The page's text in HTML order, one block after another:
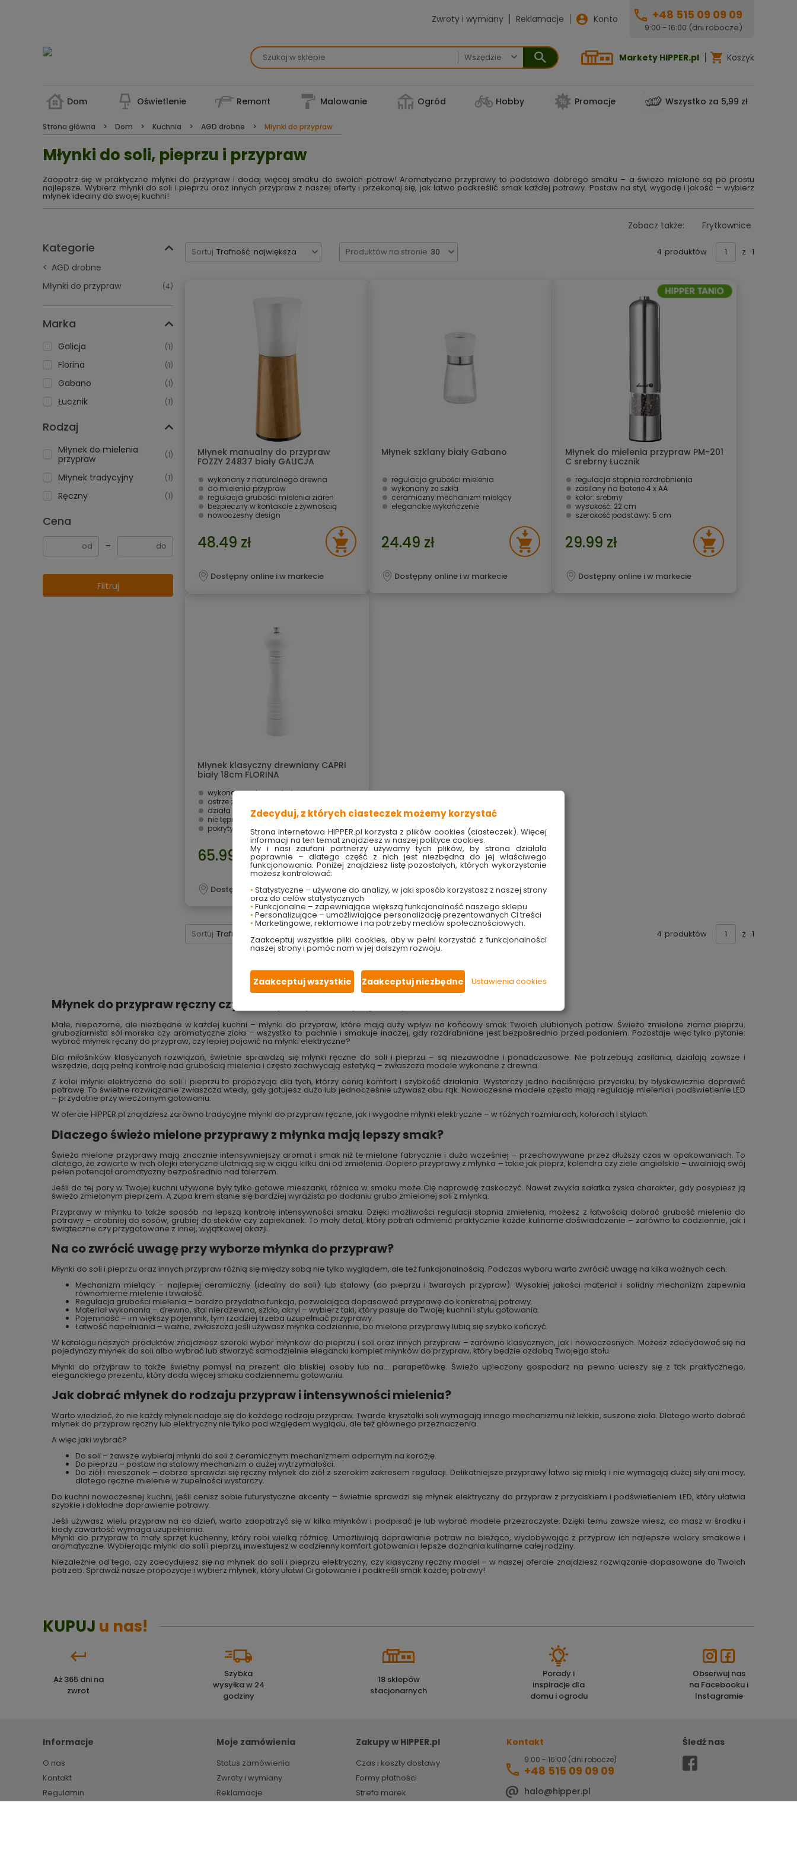
Zwroty i wymiany Reklamacje Konto +48 515 09 09 09
9:00 - 16:00 (dni robocze)
 Markety HIPPER.pl Koszyk
Dom Oświetlenie Remont Malowanie Ogród Hobby Promocje Wszystko za 5,99 zł
Strona główna Dom Kuchnia AGD drobne Młynki do przypraw
Młynki do soli, pieprzu i przypraw
Zaopatrz się w praktyczne młynki do przypraw i dodaj więcej smaku do swoich potraw! Aromatyczne przyprawy to podstawa dobrego smaku – a świeżo mielone są po prostu
najlepsze. Wybierz młynki do soli i pieprzu oraz innych przypraw z naszej oferty i przekonaj się, jak łatwo podkreślić smak każdej potrawy. Postaw na styl, wygodę i jakość – wybierz
młynek idealny do swojej kuchni!
Zobacz także: Frytkownice
Kategorie
AGD drobne
Młynki do przypraw
(4)
Marka
Galicja (1)
Florina (1)
Gabano (1)
Łucznik (1)
Rodzaj
Młynek do mielenia
przypraw
(1)
Młynek tradycyjny (1)
Ręczny (1)
Cena
−
Filtruj
Sortuj Trafność: największa Produktów na stronie 30 4 produktów z 1
Młynek manualny do przypraw
FOZZY 24837 biały GALICJA
wykonany z naturalnego drewna
do mielenia przypraw
regulacja grubości mielenia ziaren
bezpieczny w kontakcie z żywnością
nowoczesny design
48.49 zł
Dostępny online i w markecie
Młynek szklany biały Gabano
regulacja grubości mielenia
wykonany ze szkła
ceramiczny mechanizm mielący
eleganckie wykończenie
24.49 zł
Dostępny online i w markecie
Młynek do mielenia przypraw PM-201
C srebrny Łucznik
regulacja stopnia rozdrobnienia
zasilany na baterie 4 x AA
kolor: srebrny
wysokość: 22 cm
szerokość podstawy: 5 cm
29.99 zł
Dostępny online i w markecie
Młynek klasyczny drewniany CAPRI
biały 18cm FLORINA
wykonany z drewna bukowego
ostrze ze stali nierdzewnej
działa bakteriobójczo
nie tępi się
pokryty wastwą lakieru puliuretanowego
65.99 zł
Dostępny online i w markecie
Sortuj Trafność: największa 4 produktów z 1
Młynek do przypraw ręczny czy elektryczny – co lepiej się sprawdza?
Małe, niepozorne, ale niezbędne w każdej kuchni – młynki do przypraw, które mają duży wpływ na końcowy smak Twoich ulubionych potraw. Świeżo zmielone ziarna pieprzu,
gruboziarnista sól morska czy aromatyczne zioła – wszystko to pachnie i smakuje inaczej, gdy rozdrabniane jest bezpośrednio przed podaniem. Pozostaje więc tylko pytanie:
wybrać młynek ręczny do przypraw, czy lepiej pojawić na młynki elektryczne?
Dla miłośników klasycznych rozwiązań, świetnie sprawdzą się młynki ręczne do soli i pieprzu – są niezawodne i ponadczasowe. Nie potrzebują zasilania, działają zawsze i
wszędzie, dają pełną kontrolę nad grubością mielenia i często zachwycają estetyką – zwłaszcza modele wykonane z drewna.
Z kolei młynki elektryczne do soli i pieprzu to propozycja dla tych, którzy cenią komfort i szybkość działania. Wystarczy jedno naciśnięcie przycisku, by błyskawicznie doprawić
potrawę. To świetne rozwiązanie zwłaszcza wtedy, gdy gotujesz dużo lub jednocześnie używasz obu rąk. Nowoczesne modele często mają regulację mielenia i podświetlenie LED
– przydatne przy wieczornym gotowaniu.
W ofercie HIPPER.pl znajdziesz zarówno tradycyjne młynki do przypraw ręczne, jak i wygodne młynki elektryczne – w różnych rozmiarach, kolorach i stylach.
Dlaczego świeżo mielone przyprawy z młynka mają lepszy smak?
Świeżo mielone przyprawy mają znacznie intensywniejszy aromat i smak niż te mielone fabrycznie i dużo wcześniej – przechowywane przez dłuższy czas w opakowaniach. To
dlatego, że zawarte w nich olejki eteryczne ulatniają się w ciągu kilku dni od zmielenia. Dopiero przyprawy z młynka – takie jak pieprz, kolendra czy ziele angielskie – uwalniają swój
pełen potencjał aromatyczny bezpośrednio nad talerzem.
Jeśli do tej pory w Twojej kuchni używane były tylko gotowe mieszanki, różnica w smaku może Cię naprawdę zaskoczyć. Nawet zwykła sałatka zyska charakter, gdy posypiesz ją
świeżo zmielonym pieprzem. A zupa krem stanie się bardziej wyrazista po dodaniu grubo zmielonej soli z młynka.
Przyprawy w młynku to także sposób na lepszą kontrolę intensywności smaku. Dzięki możliwości regulacji stopnia zmielenia, możesz z łatwością dobrać grubość mielenia do
potrawy – drobniej do sosów, grubiej do steków czy zapiekanek. To mały detal, który potrafi odmienić praktycznie każde kulinarne doświadczenie – zarówno to codziennie, jak i
świąteczne czy przygotowane z innej, wyjątkowej okazji.
Na co zwrócić uwagę przy wyborze młynka do przypraw?
Młynki do soli i pieprzu oraz innych przypraw różnią się między sobą nie tylko wyglądem, ale też funkcjonalnością. Podczas wyboru warto zwrócić uwagę na kilka ważnych cech:
Mechanizm mielący – najlepiej ceramiczny (idealny do soli) lub stalowy (do pieprzu i twardych przypraw). Wysokiej jakości materiał i solidny mechanizm zapewnia
równomierne mielenie i trwałość.
Regulacja grubości mielenia – bardzo przydatna funkcja, pozwalająca dopasować przyprawę do konkretnej potrawy.
Materiał wykonania – drewno, stal nierdzewna, szkło, akryl – wybierz taki, który pasuje do Twojej kuchni i stylu gotowania.
Pojemność – im większy pojemnik, tym rzadziej trzeba uzupełniać przyprawy.
Łatwość napełniania – ważne, zwłaszcza jeśli używasz młynka codziennie, bo mielone przyprawy lubią się szybko kończyć.
W katalogu naszych produktów znajdziesz szeroki wybór młynków do pieprzu i soli oraz innych przypraw – zarówno klasycznych, jak i nowoczesnych. Możesz zdecydować się na
pojedynczy młynek do soli albo wybrać lub stworzyć samodzielnie elegancki komplet młynków do przypraw, który będzie ozdobą Twojego stołu.
Młynki do przypraw to także świetny pomysł na prezent dla bliskiej osoby lub na… parapetówkę. Świeżo upieczony gospodarz na pewno ucieszy się z tak praktycznego,
eleganckiego prezentu, który doda więcej smaku codziennemu gotowaniu.
Jak dobrać młynek do rodzaju przypraw i intensywności mielenia?
Warto wiedzieć, że nie każdy młynek nadaje się do każdego rodzaju przypraw. Twarde kryształki soli wymagają innego mechanizmu niż lekkie, suszone zioła. Dlatego warto dobrać
młynek do przypraw ręczny lub elektryczny nie tylko pod względem wyglądu, ale też głównego przeznaczenia.
A więc jaki wybrać?
Do soli – zawsze wybieraj młynki do soli z ceramicznym mechanizmem odpornym na korozję.
Do pieprzu – postaw na stalowy mechanizm o dużej wytrzymałości.
Do ziół i mieszanek – dobrze sprawdzi się ręczny młynek do ziół z szerokim zakresem regulacji. Delikatniejsze przyprawy łatwo się mielą i nie wymagają dużej siły ani mocy,
dlatego ręczne mielenie w zupełności wystarczy.
Do kuchni nowoczesnej kuchni, jeśli cenisz sobie futurystyczne akcenty – świetnie sprawdzi się młynek elektryczny do przypraw z przyciskiem i podświetleniem LED, który ułatwia
szybkie i dokładne doprawienie potrawy.
Jeśli używasz wielu przypraw na co dzień, warto zaopatrzyć się w kilka młynków i podpisać je lub wybrać modele przezroczyste. Dzięki temu zawsze wiesz, co masz w środku i
kiedy zawartość wymaga uzupełnienia.
Młynki do przypraw to mały sprzęt kuchenny, który robi wielką różnicę. Umożliwiają doprawianie potraw na bieżąco, wydobywając z przypraw ich najlepsze walory smakowe i
aromatyczne. Wybierając młynki do soli i pieprzu, inwestujesz w codzienny komfort gotowania i lepsze doznania kulinarne całej rodziny.
Niezależnie od tego, czy zdecydujesz się na młynek do soli i pieprzu elektryczny, czy klasyczny ręczny model – w naszej ofercie znajdziesz rozwiązanie dopasowane do Twoich
potrzeb. Sprawdź nasze propozycje i wybierz młynek, który ułatwi Ci gotowanie i podkreśli smak każdej potrawy!
KUPUJ u nas!
Aż 365 dni na
zwrot
Szybka
wysyłka w 24
godziny
18 sklepów
stacjonarnych
Porady i
inspiracje dla
domu i ogrodu
Obserwuj nas
na Facebooku i
Instagramie
Informacje
O nas
Kontakt
Regulamin
Moje zamówienia
Status zamówienia
Zwroty i wymiany
Reklamacje
Zakupy w HIPPER.pl
Czas i koszty dostawy
Formy płatności
Strefa marek
Kontakt
9:00 - 16:00 (dni robocze)
+48 515 09 09 09
halo@hipper.pl
Śledź nas
Zdecyduj, z których ciasteczek możemy korzystać
Strona internetowa HIPPER.pl korzysta z plików cookies (ciasteczek). Więcej
informacji na ten temat znajdziesz w naszej polityce cookies.
My i nasi zaufani partnerzy używamy tych plików, by strona działała
poprawnie – dlatego część z nich jest niezbędna do jej właściwego
funkcjonowania. Poniżej znajdziesz listę pozostałych, których wykorzystanie
możesz kontrolować:
• Statystyczne – używane do analizy, w jaki sposób korzystasz z naszej strony
oraz do celów statystycznych
• Funkcjonalne – zapewniające większą funkcjonalność naszego sklepu
• Personalizujące – umożliwiające personalizację prezentowanych Ci treści
• Marketingowe, reklamowe i na potrzeby mediów społecznościowych.
Zaakceptuj wszystkie pliki cookies, aby w pełni korzystać z funkcjonalności
naszej strony i pomóc nam w jej dalszym rozwoju.
Zaakceptuj wszystkie Zaakceptuj niezbędne Ustawienia cookies